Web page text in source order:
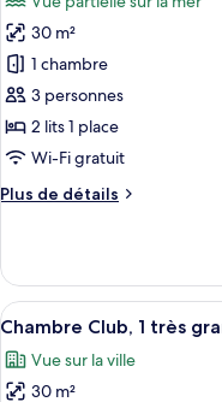
vue
établissement
Chambre
Classique,
très
grand
lit,
vue
établissement
les
photos
pour
ce
type
de
chambre :
Chambre
lits
une
place,
vue
30 m²
1 chambre
3 personnes
2 lits 1 place
Wi-Fi gratuit
Plus de détails
Plus
le
type
de
Chambre
Classique,
Afficher
toutes
les
photos
7
Chambre Club, 1 très
Vue sur la ville
30 m²